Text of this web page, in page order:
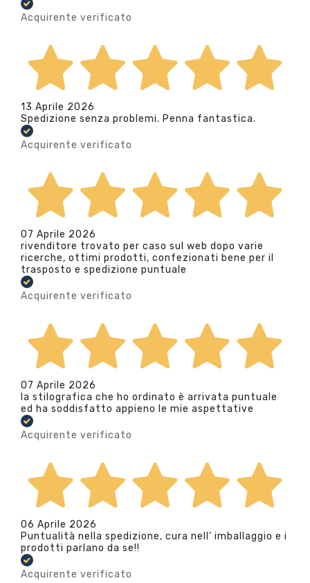
Acquirente verificato
13 Aprile 2026
Spedizione senza problemi. Penna fantastica.
Acquirente verificato
07 Aprile 2026
rivenditore trovato per caso sul web dopo varie
ricerche, ottimi prodotti, confezionati bene per il
trasposto e spedizione puntuale
Acquirente verificato
07 Aprile 2026
la stilografica che ho ordinato è arrivata puntuale
ed ha soddisfatto appieno le mie aspettative
Acquirente verificato
06 Aprile 2026
Puntualità nella spedizione, cura nell’ imballaggio e i
prodotti parlano da se!!
Acquirente verificato